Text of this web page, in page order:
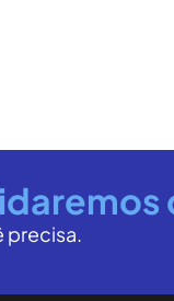
precisa.